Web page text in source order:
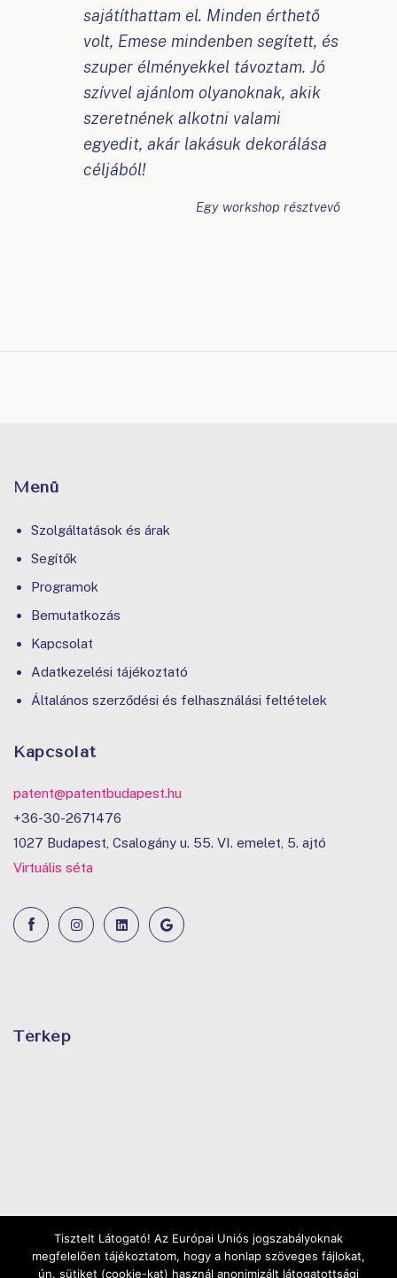
sajátíthattam el. Minden érthető
volt, Emese mindenben segített, és
szuper élményekkel távoztam. Jó
szívvel ajánlom olyanoknak, akik
szeretnének alkotni valami
egyedit, akár lakásuk dekorálása
céljából!
Egy workshop résztvevő
Menü
Szolgáltatások és árak
Segítők
Programok
Bemutatkozás
Kapcsolat
Adatkezelési tájékoztató
Általános szerződési és felhasználási feltételek
Kapcsolat
patent@patentbudapest.hu
+36-30-2671476
1027 Budapest, Csalogány u. 55. VI. emelet, 5. ajtó
Virtuális séta
Térkép
Tisztelt Látogató! Az Európai Uniós jogszabályoknak
megfelelően tájékoztatom, hogy a honlap szöveges fájlokat,
ún. sütiket (cookie-kat) használ anonimizált látogatottsági